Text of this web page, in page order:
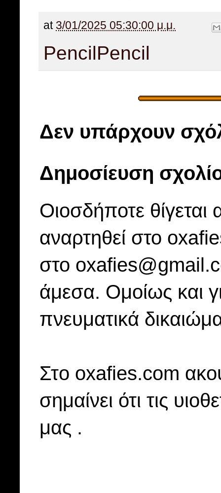
at 3/01/2025 05:30:00 μ.μ.
PencilPencil
Δεν υπάρχουν
Δημοσίευση
Οιοσδήποτε
αναρτηθεί στο
στο
άμεσα. Ομοίως και
πνευματικά
Στo oxafies.com
σημαίνει ότι τις
μας .